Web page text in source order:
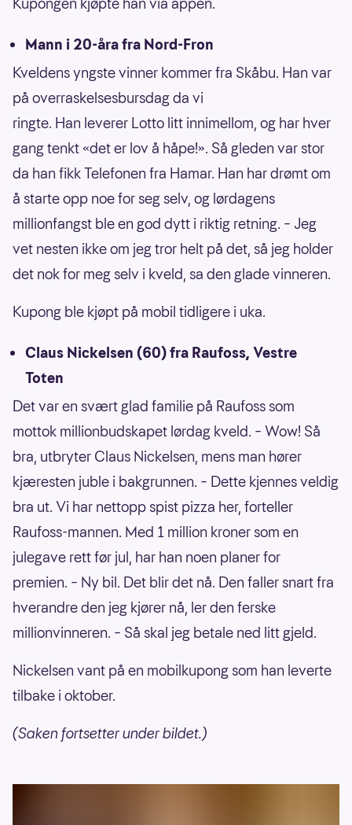
Mann i 20-åra fra Nord-Fron
Kveldens yngste vinner kommer fra Skåbu. Han var
på overraskelsesbursdag da vi
ringte. Han leverer Lotto litt innimellom, og har hver
gang tenkt «det er lov å håpe!». Så gleden var stor
da han fikk Telefonen fra Hamar. Han har drømt om
å starte opp noe for seg selv, og lørdagens
millionfangst ble en god dytt i riktig retning. – Jeg
vet nesten ikke om jeg tror helt på det, så jeg holder
det nok for meg selv i kveld, sa den glade vinneren.
Kupong ble kjøpt på mobil tidligere i uka.
Claus Nickelsen (60) fra Raufoss, Vestre
Toten
Det var en svært glad familie på Raufoss som
mottok millionbudskapet lørdag kveld. – Wow! Så
bra, utbryter Claus Nickelsen, mens man hører
kjæresten juble i bakgrunnen. – Dette kjennes veldig
bra ut. Vi har nettopp spist pizza her, forteller
Raufoss-mannen. Med 1 million kroner som en
julegave rett før jul, har han noen planer for
premien. – Ny bil. Det blir det nå. Den faller snart fra
hverandre den jeg kjører nå, ler den ferske
millionvinneren. – Så skal jeg betale ned litt gjeld.
Nickelsen vant på en mobilkupong som han leverte
tilbake i oktober.
(Saken fortsetter under bildet.)